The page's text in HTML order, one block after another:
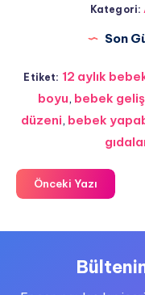
Kategori:
Son
Etiket: 12 aylık
boyu, bebek
düzeni, bebek
Önceki Yazı